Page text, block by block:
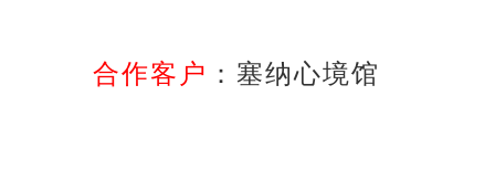
合作客户 ：塞纳心境馆